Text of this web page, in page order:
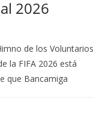
2026
de los
la FIFA 2026 está
que Bancamiga